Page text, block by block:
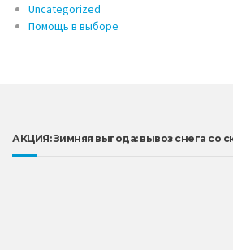
Uncategorized
Помощь в выборе
АКЦИЯ: Зимняя выгода: вывоз снега со